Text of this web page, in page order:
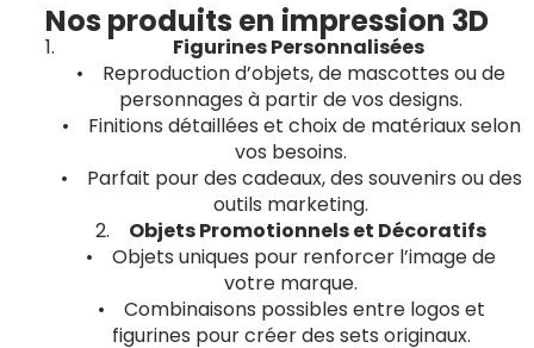
Nos produits en impression 3D
Figurines Personnalisées
• Reproduction d’objets, de mascottes ou de
personnages à partir de vos designs.
• Finitions détaillées et choix de matériaux selon
vos besoins.
• Parfait pour des cadeaux, des souvenirs ou des
outils marketing.
2. Objets Promotionnels et Décoratifs
• Objets uniques pour renforcer l’image de
votre marque.
• Combinaisons possibles entre logos et
figurines pour créer des sets originaux.